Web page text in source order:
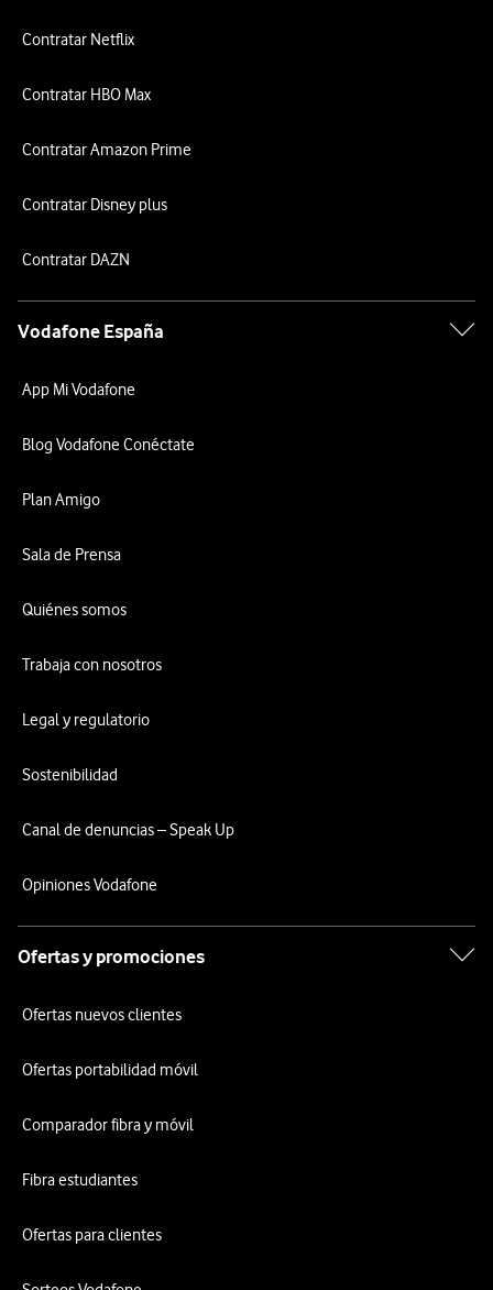
Contratar Netflix
Contratar HBO Max
Contratar Amazon Prime
Contratar Disney plus
Contratar DAZN
Vodafone España
App Mi Vodafone
Blog Vodafone Conéctate
Plan Amigo
Sala de Prensa
Quiénes somos
Trabaja con nosotros
Legal y regulatorio
Sostenibilidad
Canal de denuncias – Speak Up
Opiniones Vodafone
Ofertas y promociones
Ofertas nuevos clientes
Ofertas portabilidad móvil
Comparador fibra y móvil
Fibra estudiantes
Ofertas para clientes